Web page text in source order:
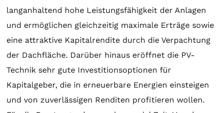
langanhaltend hohe Leistungsfähigkeit der Anlagen
und ermöglichen gleichzeitig maximale Erträge sowie
eine attraktive Kapitalrendite durch die Verpachtung
der Dachfläche. Darüber hinaus eröffnet die PV-
Technik sehr gute Investitionsoptionen für
Kapitalgeber, die in erneuerbare Energien einsteigen
und von zuverlässigen Renditen profitieren wollen.